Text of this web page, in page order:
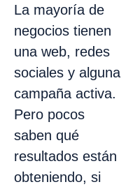
La mayoría de
negocios tienen
una web, redes
sociales y alguna
campaña activa.
Pero pocos
saben qué
resultados están
obteniendo, si